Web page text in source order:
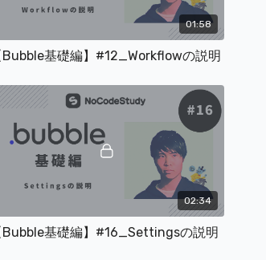
のCTO
01:58
Bubble基礎編】#12_Workflowの説明
02:34
Bubble基礎編】#16_Settingsの説明